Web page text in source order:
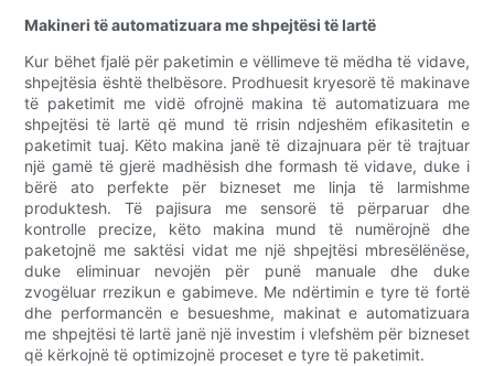
Makineri të automatizuara me shpejtësi të lartë
Kur bëhet fjalë për paketimin e vëllimeve të mëdha të vidave,
shpejtësia është thelbësore. Prodhuesit kryesorë të makinave
të paketimit me vidë ofrojnë makina të automatizuara me
shpejtësi të lartë që mund të rrisin ndjeshëm efikasitetin e
paketimit tuaj. Këto makina janë të dizajnuara për të trajtuar
një gamë të gjerë madhësish dhe formash të vidave, duke i
bërë ato perfekte për bizneset me linja të larmishme
produktesh. Të pajisura me sensorë të përparuar dhe
kontrolle precize, këto makina mund të numërojnë dhe
paketojnë me saktësi vidat me një shpejtësi mbresëlënëse,
duke eliminuar nevojën për punë manuale dhe duke
zvogëluar rrezikun e gabimeve. Me ndërtimin e tyre të fortë
dhe performancën e besueshme, makinat e automatizuara
me shpejtësi të lartë janë një investim i vlefshëm për bizneset
që kërkojnë të optimizojnë proceset e tyre të paketimit.